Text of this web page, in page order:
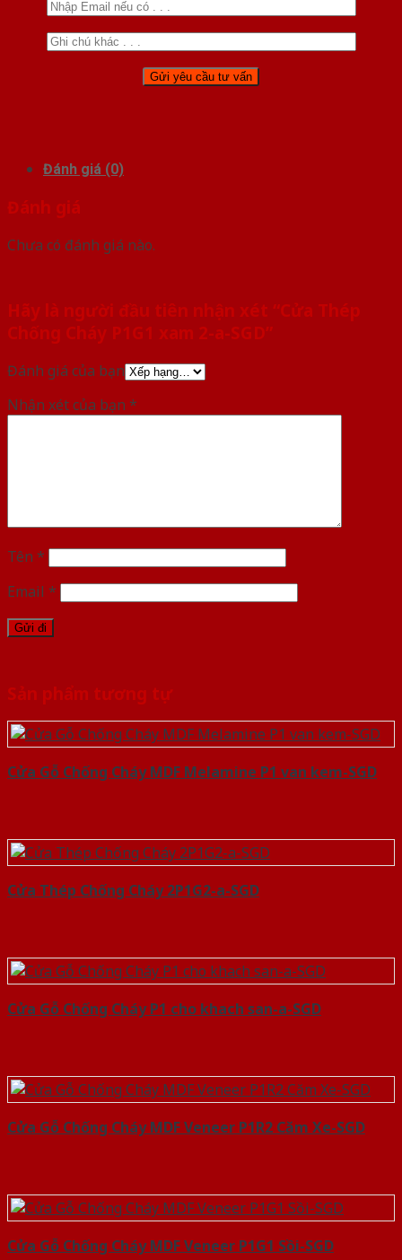
Đánh giá (0)
Đánh giá
Chưa có đánh giá nào.
Hãy là người đầu tiên nhận xét “Cửa Thép
Chống Cháy P1G1 xam 2-a-SGD”
Đánh giá của bạn
Nhận xét của bạn *
Tên *
Email *
Sản phẩm tương tự
Cửa Gỗ Chống Cháy MDF Melamine P1 van kem-SGD
Cửa Thép Chống Cháy 2P1G2-a-SGD
Cửa Gỗ Chống Cháy P1 cho khach san-a-SGD
Cửa Gỗ Chống Cháy MDF Veneer P1R2 Căm Xe-SGD
Cửa Gỗ Chống Cháy MDF Veneer P1G1 Sồi-SGD